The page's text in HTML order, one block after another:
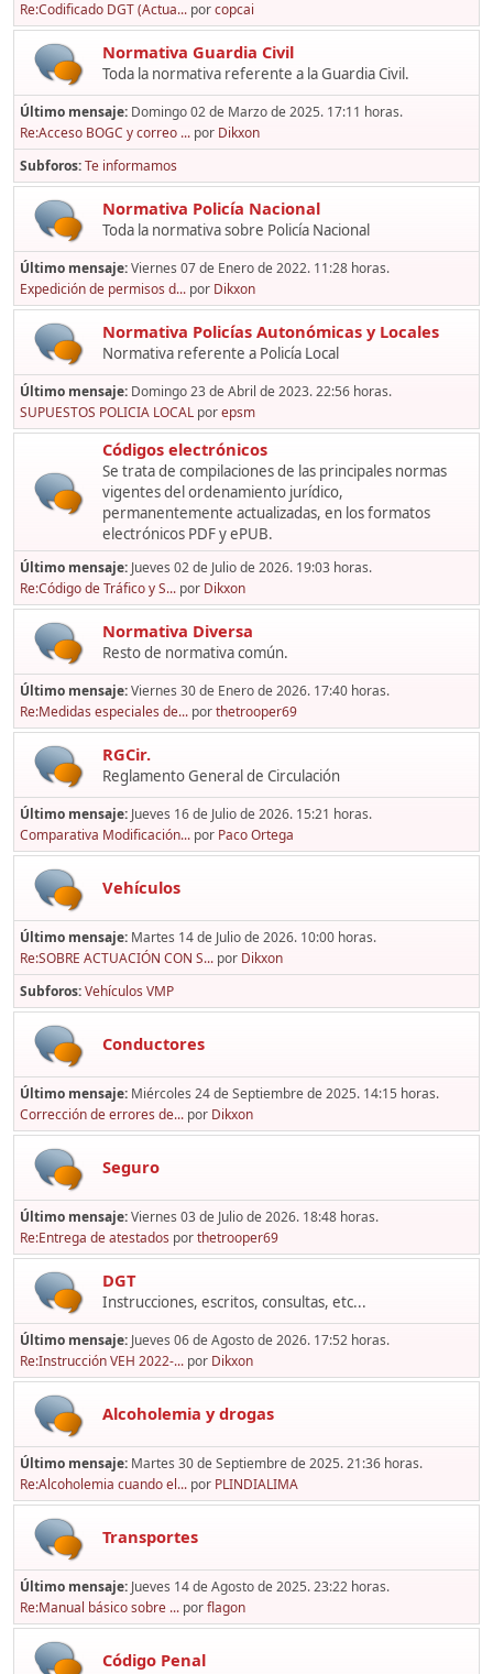
Re:Codificado DGT (Actua... porcopcai
Normativa Guardia Civil
Toda la normativa referente a la Guardia Civil.
Último mensaje: Domingo 02 de Marzo de 2025. 17:11 horas.
Re:Acceso BOGC y correo ... por Dikxon
Subforos Te informamos
Normativa Policía Nacional
Toda la normativa sobre Policía Nacional
Último mensaje:Viernes 07 de Enero de 2022. 11:28 horas.
Expedición de permisos d... por Dikxon
Normativa Policías Autonómicas y Locales
Normativa referente a Policía Local
Último mensaje: Domingo 23 de Abril de 2023. 22:56 horas.
SUPUESTOS POLICIA LOCAL porepsm
Códigos electrónicos
Se trata de compilaciones de las principales normas
vigentes del ordenamiento jurídico,
permanentemente actualizadas, en los formatos
electrónicos PDF y ePUB.
Último mensaje: Jueves 02 de Julio de 2026. 19:03 horas.
Re:Código de Tráfico y S... por Dikxon
Normativa Diversa
Resto de normativa común.
Último mensaje:Viernes 30 de Enero de 2026. 17:40 horas.
Re:Medidas especiales de... porthetrooper69
RGCir.
Reglamento General de Circulación
Último mensaje: Jueves 16 de Julio de 2026. 15:21 horas.
Comparativa Modificación... por Paco Ortega
Vehículos
Último mensaje: Martes 14 de Julio de 2026. 10:00 horas.
Re:SOBRE ACTUACIÓN CON S... por Dikxon
Subforos Vehículos VMP
Conductores
Último mensaje: Miércoles 24 de Septiembre de 2025. 14:15 horas.
Corrección de errores de... por Dikxon
Seguro
Último mensaje:Viernes 03 de Julio de 2026. 18:48 horas.
Re:Entrega de atestados porthetrooper69
DGT
Instrucciones, escritos, consultas, etc...
Último mensaje: Jueves 06 de Agosto de 2026. 17:52 horas.
Re:Instrucción VEH 2022-... por Dikxon
Alcoholemia y drogas
Último mensaje: Martes 30 de Septiembre de 2025. 21:36 horas.
Re:Alcoholemia cuando el... por PLINDIALIMA
Transportes
Último mensaje: Jueves 14 de Agosto de 2025. 23:22 horas.
Re:Manual básico sobre ... porflagon
Código Penal